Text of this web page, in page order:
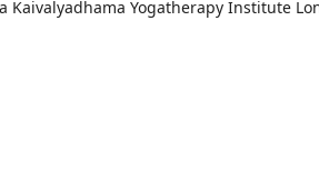
Kaivalyadhama Yogatherapy Institute